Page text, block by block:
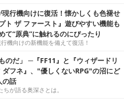
現行機向けに復活！懐かしくも色褪せ
ト ザ ファースト』遊びやすい機能も
て“原典”に触れるのにぴったり
機向けの新機能を備えて復活！
のだ」 ─『FF11』と『ウィザードリ
ダフネ』、"優しくないRPG"の沼にど
の話
が語る奥深さとは。